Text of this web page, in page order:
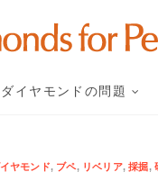
ダイヤモンドの問題
ヤモンド, ブペ, リベリア,採掘,